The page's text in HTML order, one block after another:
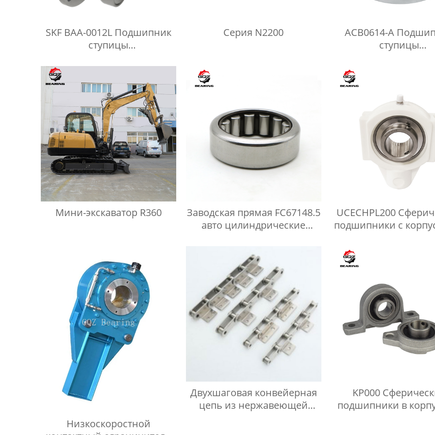
SKF BAA-0012L Подшипник
ступицы
колеса для диска бороны
Серия N2200
ACB0614-A
ступицы
колеса для диска
Мини-экскаватор R360
Заводская прямая FC67148.5
авто цилиндрические
UCECHPL200
подшипники с
Низкоскоростной
Двухшаговая конвейерная
цепь из нержавеющей
KP000
подшипники в